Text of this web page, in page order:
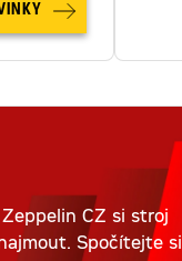
CZ si stroj
Spočítejte si